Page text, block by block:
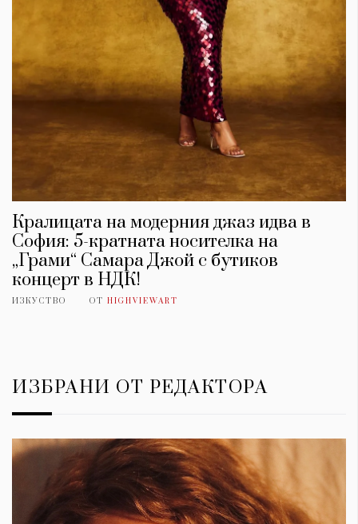
Кралицата на модерния джаз идва в
София: 5-кратната носителка на
„Грами“ Самара Джой с бутиков
концерт в НДК!
ИЗКУСТВО ОТ HIGHVIEWART
ИЗБРАНИ ОТ РЕДАКТОРА